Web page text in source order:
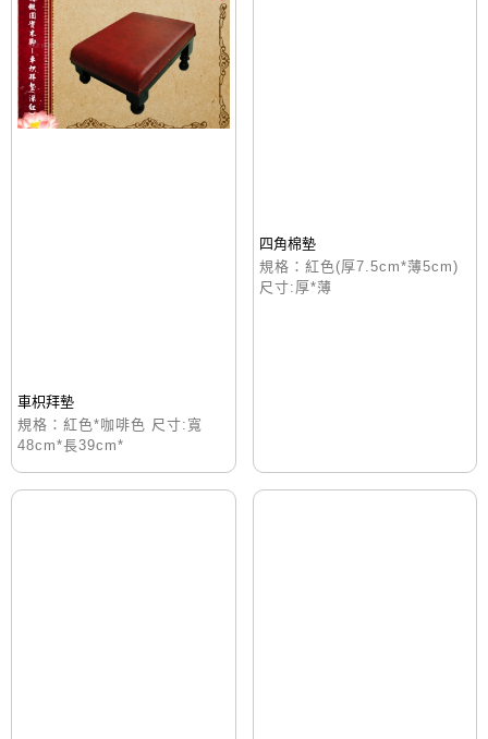
車枳拜墊
規格：紅色*咖啡色 尺寸:寬
48cm*長39cm*
四角棉墊
規格：紅色(厚7.5cm*薄5cm)
尺寸:厚*薄